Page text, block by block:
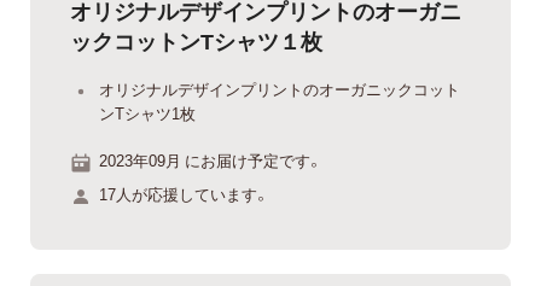
オリジナルデザインプリントのオーガニ
ックコットンTシャツ１枚
オリジナルデザインプリントのオーガニックコット
ンTシャツ1枚
2023年09月 にお届け予定です。
17人が応援しています。